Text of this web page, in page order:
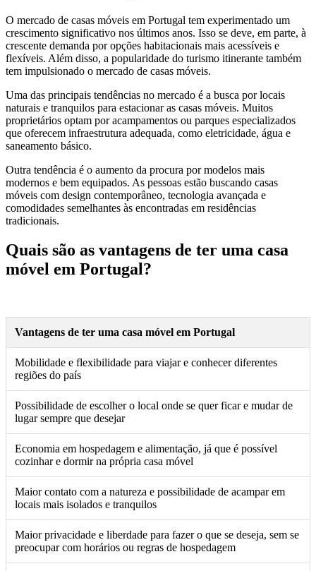
O mercado de casas móveis em Portugal tem experimentado um
crescimento significativo nos últimos anos. Isso se deve, em parte, à
crescente demanda por opções habitacionais mais acessíveis e
flexíveis. Além disso, a popularidade do turismo itinerante também
tem impulsionado o mercado de casas móveis.
Uma das principais tendências no mercado é a busca por locais
naturais e tranquilos para estacionar as casas móveis. Muitos
proprietários optam por acampamentos ou parques especializados
que oferecem infraestrutura adequada, como eletricidade, água e
saneamento básico.
Outra tendência é o aumento da procura por modelos mais
modernos e bem equipados. As pessoas estão buscando casas
móveis com design contemporâneo, tecnologia avançada e
comodidades semelhantes às encontradas em residências
tradicionais.
Quais são as vantagens de ter uma casa
móvel em Portugal?
Vantagens de ter uma casa móvel em Portugal
Mobilidade e flexibilidade para viajar e conhecer diferentes
regiões do país
Possibilidade de escolher o local onde se quer ficar e mudar de
lugar sempre que desejar
Economia em hospedagem e alimentação, já que é possível
cozinhar e dormir na própria casa móvel
Maior contato com a natureza e possibilidade de acampar em
locais mais isolados e tranquilos
Maior privacidade e liberdade para fazer o que se deseja, sem se
preocupar com horários ou regras de hospedagem